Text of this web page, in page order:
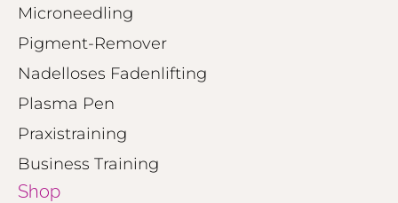
Microneedling
Pigment-Remover
Nadelloses Fadenlifting
Plasma Pen
Praxistraining
Business Training
Shop